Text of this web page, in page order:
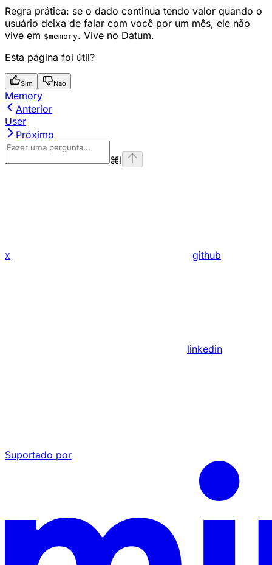
Regra prática: se o dado continua tendo valor quando o
usuário deixa de falar com você por um mês, ele não
vive em $memory. Vive no Datum.
Esta página foi útil?
Sim Nao
Memory
Anterior
User
Próximo
⌘I
x github
linkedin
Suportado por